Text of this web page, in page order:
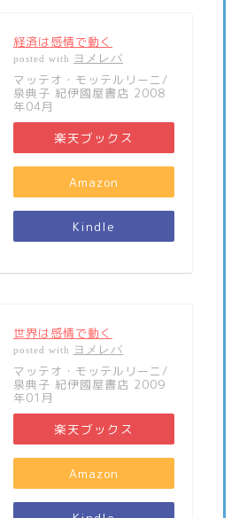
経済は感情で動く
posted with ヨメレバ
マッテオ・モッテルリーニ/
泉典子 紀伊國屋書店 2008
年04月
楽天ブックス
Amazon
Kindle
世界は感情で動く
posted with ヨメレバ
マッテオ・モッテルリーニ/
泉典子 紀伊國屋書店 2009
年01月
楽天ブックス
Amazon